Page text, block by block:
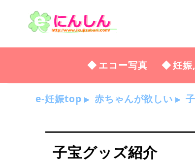
エコー写真 妊
e-妊娠top 赤ちゃんが欲しい
子宝グッズ紹介